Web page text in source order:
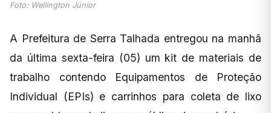
Foto: Wellington Júnior
A Prefeitura de Serra Talhada entregou na manhã
da última sexta-feira (05) um kit de materiais de
trabalho contendo Equipamentos de Proteção
Individual (EPIs) e carrinhos para coleta de lixo